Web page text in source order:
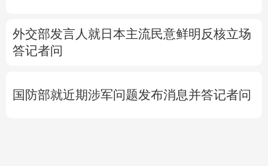
外交部发言人就日本主流民意鲜明反核立场
答记者问
国防部就近期涉军问题发布消息并答记者问